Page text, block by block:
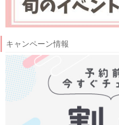
キャンペーン情報